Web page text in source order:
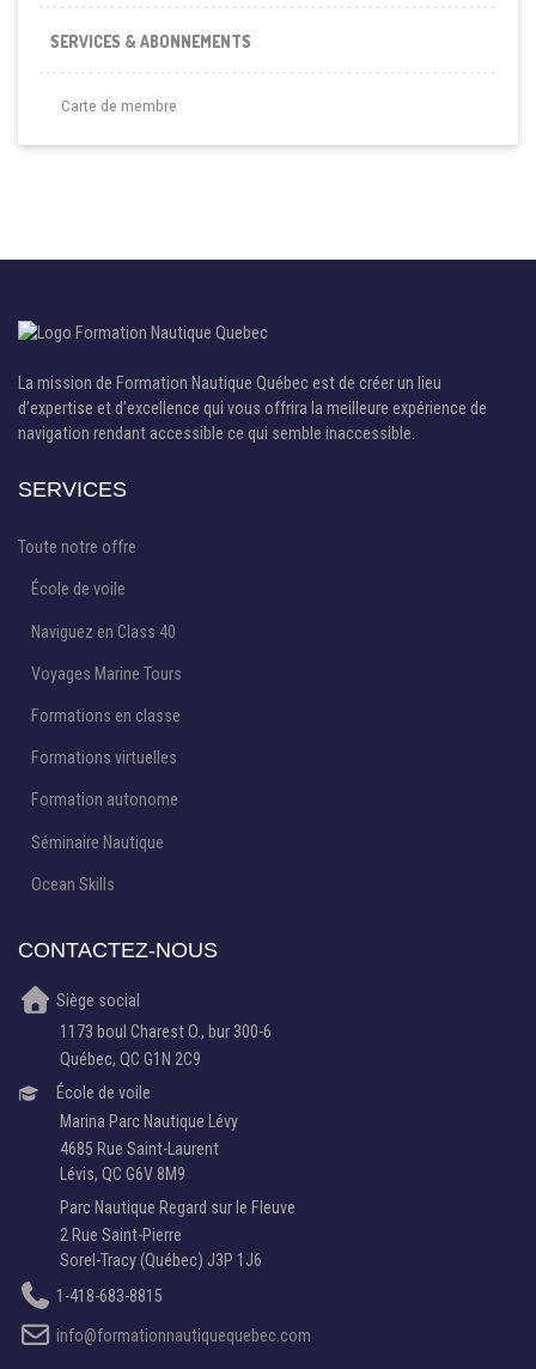
SERVICES & ABONNEMENTS
Carte de membre
La mission de Formation Nautique Québec est de créer un lieu
d’expertise et d’excellence qui vous offrira la meilleure expérience de
navigation rendant accessible ce qui semble inaccessible.
SERVICES
Toute notre offre
École de voile
Naviguez en Class 40
Voyages Marine Tours
Formations en classe
Formations virtuelles
Formation autonome
Séminaire Nautique
Ocean Skills
CONTACTEZ-NOUS
Siège social
1173 boul Charest O., bur 300-6
Québec, QC G1N 2C9
École de voile
Marina Parc Nautique Lévy
4685 Rue Saint-Laurent
Lévis, QC G6V 8M9
Parc Nautique Regard sur le Fleuve
2 Rue Saint-Pierre
Sorel-Tracy (Québec) J3P 1J6
1-418-683-8815
info@formationnautiquequebec.com